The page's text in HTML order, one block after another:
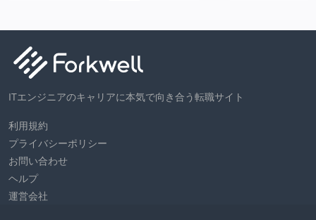
ITエンジニアのキャリアに本気で向き合う転職サイト
利用規約
プライバシーポリシー
お問い合わせ
ヘルプ
運営会社